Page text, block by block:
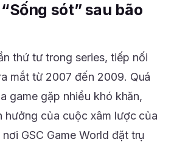
sót” sau bão
thứ tư trong series, tiếp nối
mắt từ 2007 đến 2009. Quá
game gặp nhiều khó khăn,
hưởng của cuộc xâm lược của
GSC Game World đặt trụ